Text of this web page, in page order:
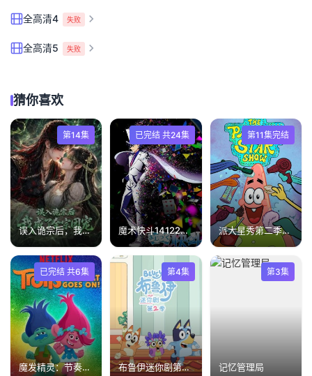
全高清4 失败
全高清5 失败
猜你喜欢
第14集
误入诡宗后，我成了全宗团宠
已完结 共24集
魔术快斗14122014
第11集完结
派大星秀第二季国语版
已完结 共6集
魔发精灵：节奏延续！
第4集
布鲁伊迷你剧第二季(英文版)
第3集
记忆管理局